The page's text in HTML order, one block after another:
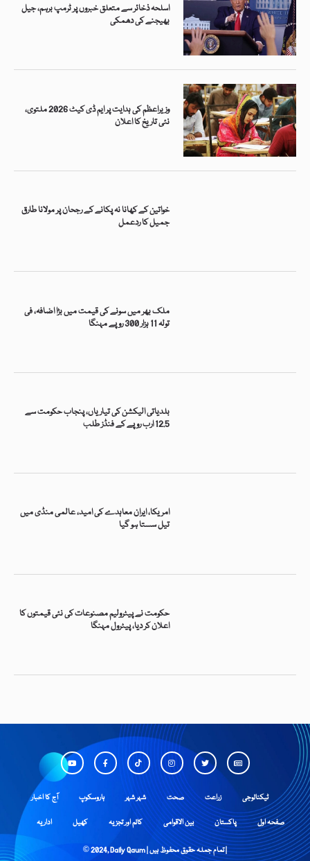
اسلحہ ذخائر سے متعلق خبروں پر ٹرمپ برہم، جیل
بھیجنے کی دھمکی
وزیراعظم کی ہدایت پر ایم ڈی کیٹ 2026 ملتوی،
نئی تاریخ کا اعلان
خواتین کے کھانا نہ پکانے کے رجحان پر مولانا طارق
جمیل کا ردعمل
ملک بھر میں سونے کی قیمت میں بڑا اضافہ، فی
تولہ 11 ہزار 300 روپے مہنگا
بلدیاتی الیکشن کی تیاریاں، پنجاب حکومت سے
12.5 ارب روپے کے فنڈز طلب
امریکا، ایران معاہدے کی امید، عالمی منڈی میں
تیل سستا ہو گیا
حکومت نے پیٹرولیم مصنوعات کی نئی قیمتوں کا
اعلان کر دیا، پیٹرول مہنگا
آج کا اخبار ہاروسکوپ شہر شہر صحت زراعت ٹیکنالوجی
اداریہ کھیل کالم اور تجزیہ بین الاقوامی پاکستان صفحہ اول
© 2024, Daily Qaum | تمام جملہ حقوق محفوظ ہیں |